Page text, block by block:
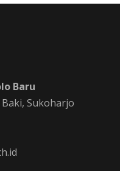
Baru
Baki, Sukoharjo